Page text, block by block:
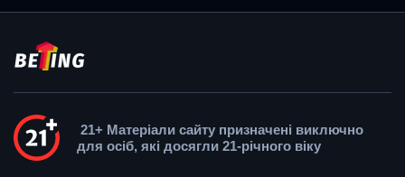
21+ Матеріали сайту призначені виключно
для осіб, які досягли 21-річного віку